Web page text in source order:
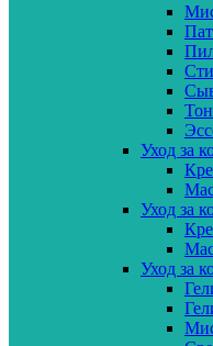
Уход за
Уход за
Уход за